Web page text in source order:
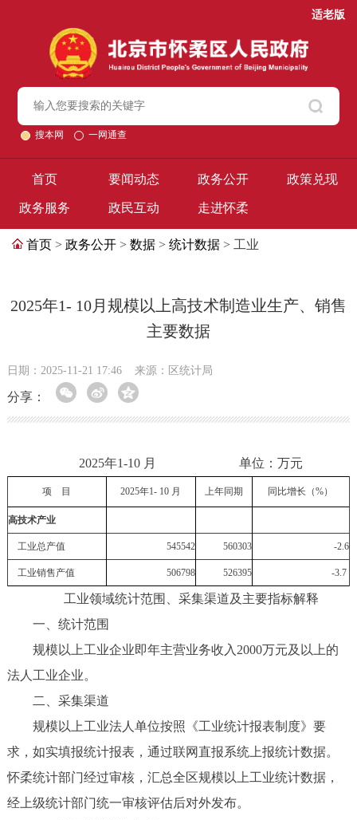
适老版
搜本网 一网通查
首页 要闻动态 政务公开 政策兑现
政务服务 政民互动 走进怀柔
首页 > 政务公开 > 数据 > 统计数据 > 工业
2025年1- 10月规模以上高技术制造业生产、销售
主要数据
日期：2025-11-21 17:46 来源：区统计局
分享：
2025年1-10 月 单位：万元
项 目 2025年1- 10 月 上年同期 同比增长（%）
高技术产业
工业总产值 545542 560303 -2.6
工业销售产值 506798 526395 -3.7
工业领域统计范围、采集渠道及主要指标解释
一、统计范围
规模以上工业企业即年主营业务收入2000万元及以上的
法人工业企业。
二、采集渠道
规模以上工业法人单位按照《工业统计报表制度》要
求，如实填报统计报表，通过联网直报系统上报统计数据。
怀柔统计部门经过审核，汇总全区规模以上工业统计数据，
经上级统计部门统一审核评估后对外发布。